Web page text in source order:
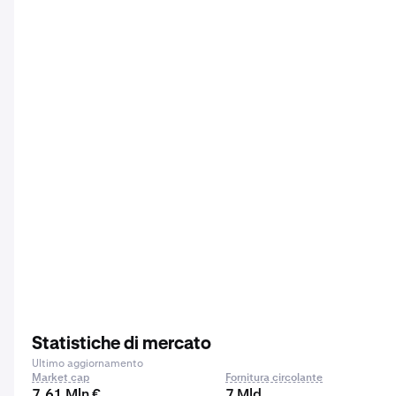
Statistiche di mercato
Ultimo aggiornamento
Market cap
Fornitura circolante